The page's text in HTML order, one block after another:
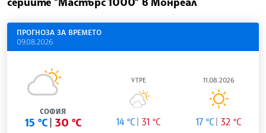
ПРОГНОЗА ЗА ВРЕМЕТО
09.08.2026
СОФИЯ
15 °C 30 °C
УТРЕ
14 °C 31 °C
11.08.2026
17 °C 32 °C